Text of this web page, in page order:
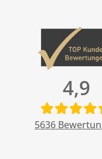
4,9
5636